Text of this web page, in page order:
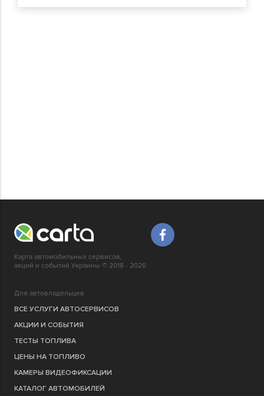
Карта автомобильных сервисов,
акций и событий Украины © 2018 - 2026
Для автовладельцев
ВСЕ УСЛУГИ АВТОСЕРВИСОВ
АКЦИИ И СОБЫТИЯ
ТЕСТЫ ТОПЛИВА
ЦЕНЫ НА ТОПЛИВО
КАМЕРЫ ВИДЕОФИКСАЦИИ
КАТАЛОГ АВТОМОБИЛЕЙ